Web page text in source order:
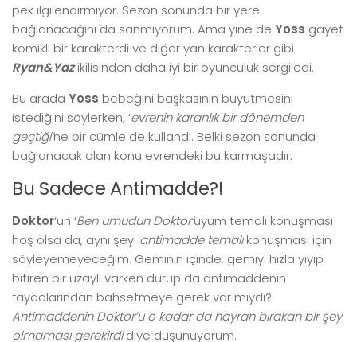
pek ilgilendirmiyor. Sezon sonunda bir yere
bağlanacağını da sanmıyorum. Ama yine de Yoss gayet
komikli bir karakterdi ve diğer yan karakterler gibi
Ryan&Yazikilisinden daha iyi bir oyunculuk sergiledi.
Bu arada Yoss bebeğini başkasının büyütmesini
istediğini söylerken, ‘evrenin karanlık bir dönemden
geçtiği’ne bir cümle de kullandı. Belki sezon sonunda
bağlanacak olan konu evrendeki bu karmaşadır.
Bu Sadece Antimadde?!
Doktor‘un ‘Ben umudun Doktor’uyum temalı konuşması
hoş olsa da, aynı şeyi antimadde temalıkonuşması için
söyleyemeyeceğim. Geminin içinde, gemiyi hızla yiyip
bitiren bir uzaylı varken durup da antimaddenin
faydalarından bahsetmeye gerek var mıydı?
Antimaddenin Doktor’u o kadar da hayran bırakan bir şey
olmaması gerekirdidiye düşünüyorum.